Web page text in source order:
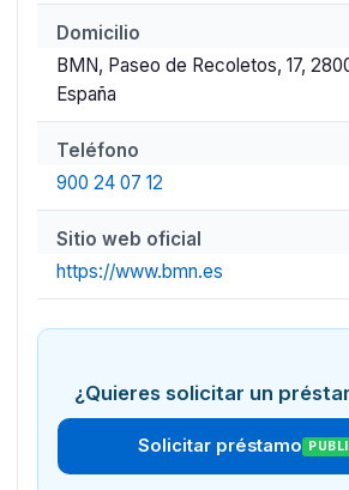
Domicilio
BMN, Paseo de Recoletos, 17,
España
Teléfono
900 24 07 12
Sitio web oficial
https://www.bmn.es
¿Quieres solicitar un
Solicitar préstamo